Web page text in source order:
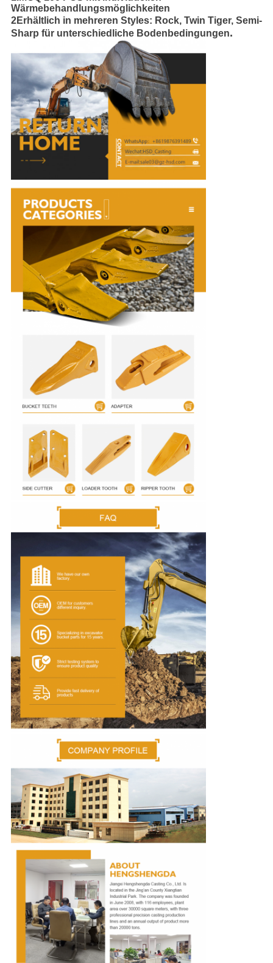
Wärmebehandlungsmöglichkeiten
2Erhältlich in mehreren Styles: Rock, Twin Tiger, Semi-
Sharp für unterschiedliche Bodenbedingungen.